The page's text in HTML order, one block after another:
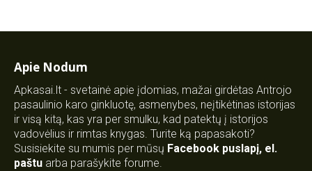
Apie Nodum
Apkasai.lt - svetainė apie įdomias, mažai girdėtas Antrojo
pasaulinio karo ginkluotę, asmenybes, neįtikėtinas istorijas
ir visą kitą, kas yra per smulku, kad patektų į istorijos
vadovėlius ir rimtas knygas. Turite ką papasakoti?
Susisiekite su mumis per mūsų Facebook puslapį, el.
paštu arba parašykite forume.